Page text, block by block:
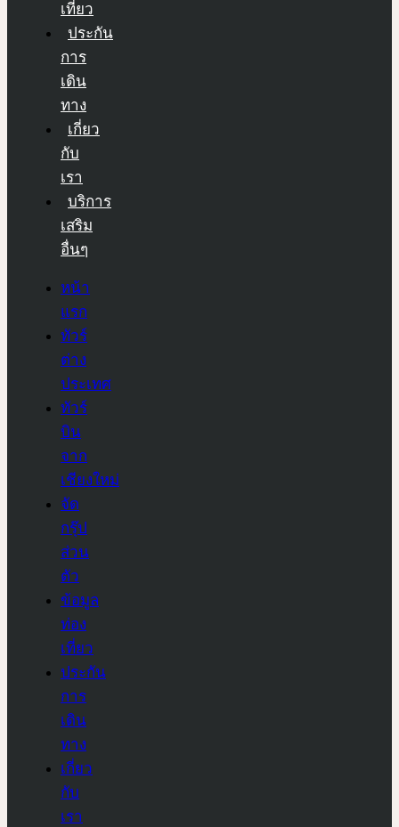
เที่ยว
ประกัน
การ
เดิน
ทาง
เกี่ยว
กับ
เรา
บริการ
เสริม
อื่นๆ
หน้า
แรก
ทัวร์
ต่าง
ประเทศ
ทัวร์
บิน
จาก
เชียงใหม่
จัด
กรุ๊ป
ส่วน
ตัว
ข้อมูล
ท่อง
เที่ยว
ประกัน
การ
เดิน
ทาง
เกี่ยว
กับ
เรา